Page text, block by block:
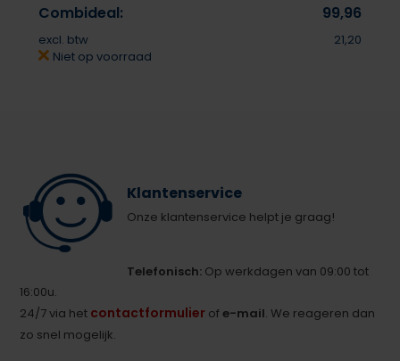
Combideal: 99,96
excl. btw
21,20
Niet op voorraad
Klantenservice
Onze klantenservice helpt je graag!
Telefonisch: Op werkdagen van 09:00 tot
16:00u.
24/7 via het contactformulier ofe-mail. We reageren dan
zo snel mogelijk.